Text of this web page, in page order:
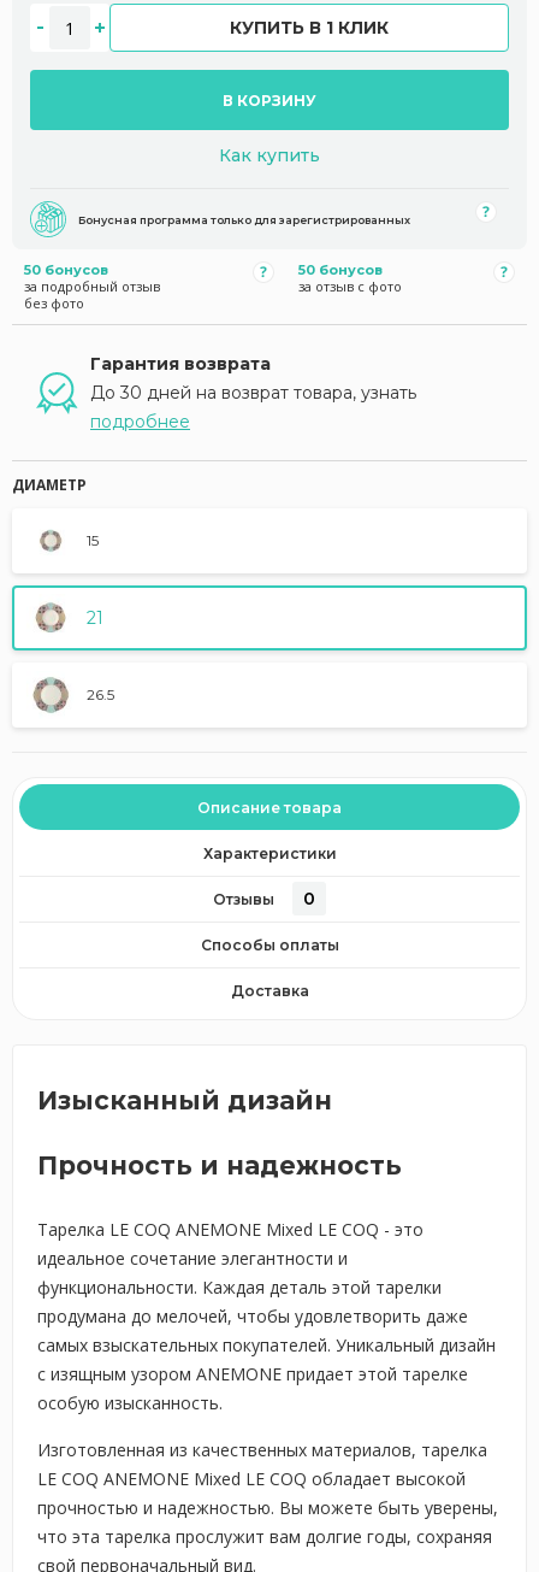
КУПИТЬ В 1 КЛИК
В КОРЗИНУ
Как купить
Бонусная программа только для зарегистрированных
50 бонусов
за подробный отзыв
без фото
50 бонусов
за отзыв с фото
Гарантия возврата
До 30 дней на возврат товара, узнать
подробнее
ДИАМЕТР
15
21
26.5
Описание товара
Характеристики
Отзывы 0
Способы оплаты
Доставка
Изысканный дизайн
Прочность и надежность
Тарелка LE COQ ANEMONE Mixed LE COQ - это
идеальное сочетание элегантности и
функциональности. Каждая деталь этой тарелки
продумана до мелочей, чтобы удовлетворить даже
самых взыскательных покупателей. Уникальный дизайн
с изящным узором ANEMONE придает этой тарелке
особую изысканность.
Изготовленная из качественных материалов, тарелка
LE COQ ANEMONE Mixed LE COQ обладает высокой
прочностью и надежностью. Вы можете быть уверены,
что эта тарелка прослужит вам долгие годы, сохраняя
свой первоначальный вид.